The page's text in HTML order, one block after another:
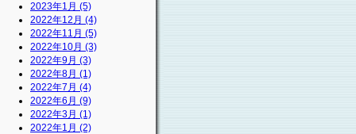
2023年1月 (5)
2022年12月 (4)
2022年11月 (5)
2022年10月 (3)
2022年9月 (3)
2022年8月 (1)
2022年7月 (4)
2022年6月 (9)
2022年3月 (1)
2022年1月 (2)